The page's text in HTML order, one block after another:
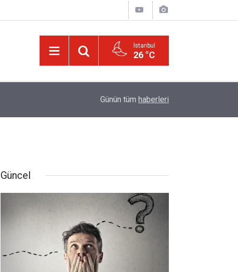
İstanbul
26 °C
Günün tüm haberleri
Güncel